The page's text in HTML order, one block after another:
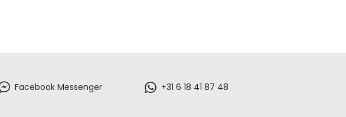
Facebook Messenger +31 6 18 41 87 48